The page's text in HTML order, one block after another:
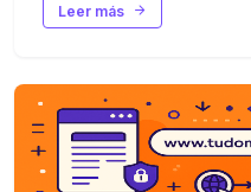
Leer más